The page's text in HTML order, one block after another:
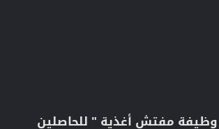
وظيفة مفتش أغذية " للحاصلين